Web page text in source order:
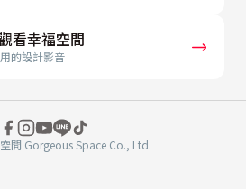
看幸福空間
的設計影音
間 Gorgeous Space Co., Ltd.